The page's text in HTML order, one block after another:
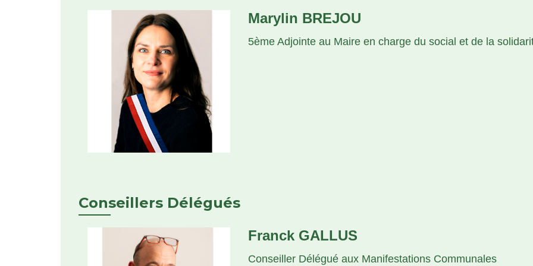
Marylin BREJOU
5ème Adjointe au Maire en charge du social et de la
Conseillers Délégués
Franck GALLUS
Conseiller Délégué aux Manifestations Communales